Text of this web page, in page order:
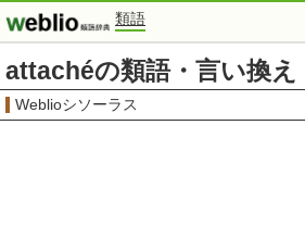
類語
attachéの類語・言い換え
Weblioシソーラス